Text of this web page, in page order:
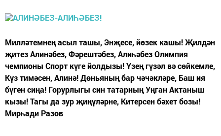
Милләтемнең асыл ташы, Энҗесе, йөзек кашы! Җилдән
җитез Алинәбез, Фәрештәбез, Алиһәбез Олимпия
чемпионы Спорт күге йолдызы! Үзең гүзәл вә сөйкемле,
Күз тимәсен, Алинә! Дөньяның бар чәчәкләре, Баш ия
бүген сиңа! Горурлыгы син татарның Уңган Актаныш
кызы! Тагы да зур җиңүләрне, Китерсен бәхет бозы!
Мирһади Разов